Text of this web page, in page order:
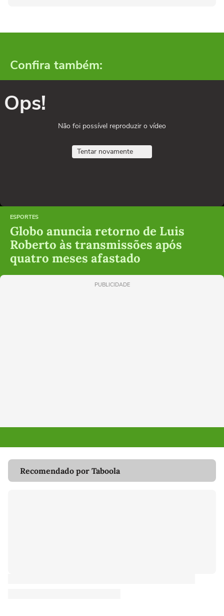
Confira também:
Ops!
Não foi possível reproduzir o vídeo
Tentar novamente
ESPORTES
Globo anuncia retorno de Luis
Roberto às transmissões após
quatro meses afastado
PUBLICIDADE
Recomendado por Taboola